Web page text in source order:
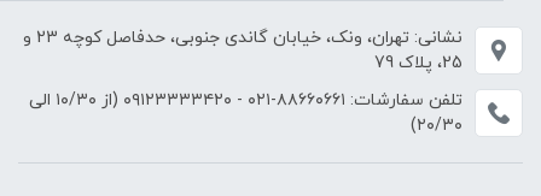
نشانی: تهران، ونک، خیابان گاندی جنوبی، حدفاصل کوچه 23 و
25، پلاک 79
تلفن سفارشات: ۸۸۶۶۰۶۶۱-۰۲۱ - ۰۹۱۲۳۳۳۳۴۲۰
(از ۱۰/۳۰ الی
۲۰/۳۰)